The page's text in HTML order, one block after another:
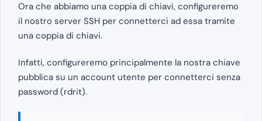
Ora che abbiamo una coppia di chiavi, configureremo
il nostro server SSH per connetterci ad essa tramite
una coppia di chiavi.
Infatti, configureremo principalmente la nostra chiave
pubblica su un account utente per connetterci senza
password (rdrit).